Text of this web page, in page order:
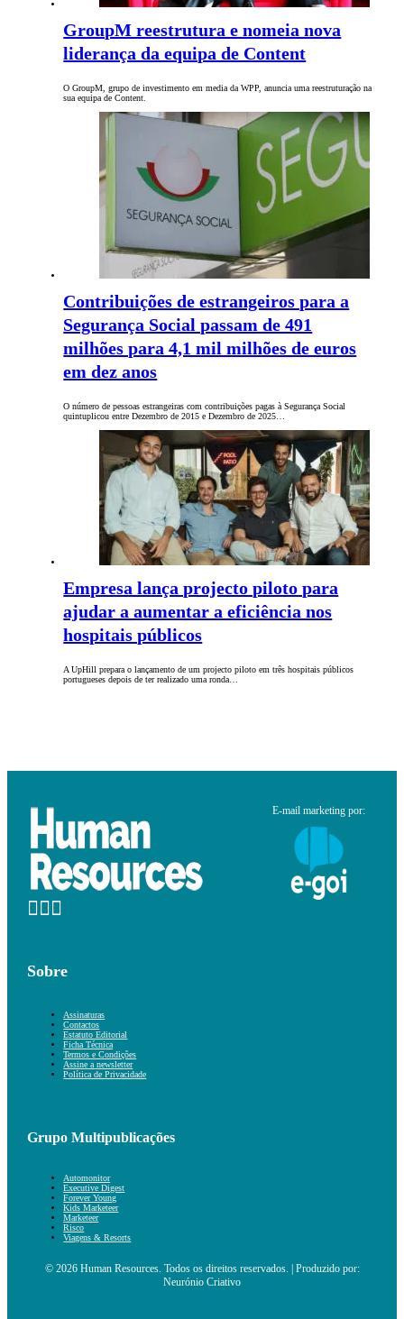
GroupM reestrutura e nomeia nova
liderança da equipa de Content
O GroupM, grupo de investimento em media da WPP, anuncia uma reestruturação na
sua equipa de Content.
Contribuições de estrangeiros para a
Segurança Social passam de 491
milhões para 4,1 mil milhões de euros
em dez anos
O número de pessoas estrangeiras com contribuições pagas à Segurança Social
quintuplicou entre Dezembro de 2015 e Dezembro de 2025…
Empresa lança projecto piloto para
ajudar a aumentar a eficiência nos
hospitais públicos
A UpHill prepara o lançamento de um projecto piloto em três hospitais públicos
portugueses depois de ter realizado uma ronda…
E-mail marketing por:
Sobre
Assinaturas
Contactos
Estatuto Editorial
Ficha Técnica
Termos e Condições
Assine a newsletter
Política de Privacidade
Grupo Multipublicações
Automonitor
Executive Digest
Forever Young
Kids Marketeer
Marketeer
Risco
Viagens & Resorts
© 2026 Human Resources. Todos os direitos reservados. | Produzido por:
Neurónio Criativo